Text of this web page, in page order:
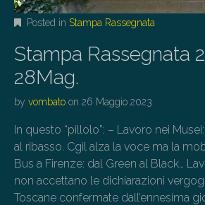
Posted in Stampa Rassegnata
Stampa Rassegnata
28Mag.
by vombato on 26 Maggio 2023
In questo “pillolo”: – Lavoro nei
al ribasso. Cgil alza la voce ma la
Bus a Firenze: dal Green al Black…
non accettano le dichiarazioni
Toscane confermate dall’ennesima